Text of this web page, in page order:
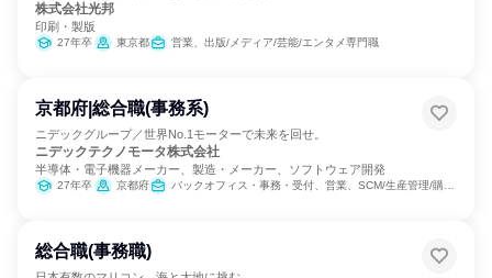
株式会社光邦
印刷・製版
27年卒 東京都 営業、出版/メディア/芸能/エンタメ専門職
京都府|総合職(事務系)
ニデックグループ／世界No.1モーターで未来を回せ。
ニデックテクノモータ株式会社
半導体・電子機器メーカー、製造・メーカー、ソフトウェア開発
27年卒 京都府 バックオフィス・事務・受付、営業、SCM/生産管理/購買/物流、総務、IT
総合職(事務職)